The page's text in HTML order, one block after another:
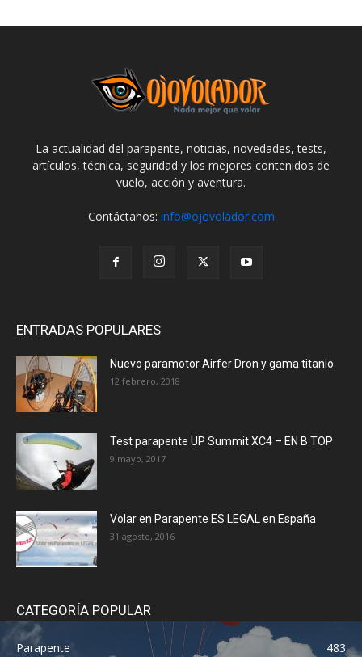
La actualidad del parapente, noticias, novedades, tests,
artículos, técnica, seguridad y los mejores contenidos de
vuelo, acción y aventura.
Contáctanos: info@ojovolador.com
ENTRADAS POPULARES
Nuevo paramotor Airfer Dron y gama titanio
12 febrero, 2018
Test parapente UP Summit XC4 – EN B TOP
9 mayo, 2017
Volar en Parapente ES LEGAL en España
31 agosto, 2016
CATEGORÍA POPULAR
Parapente 483